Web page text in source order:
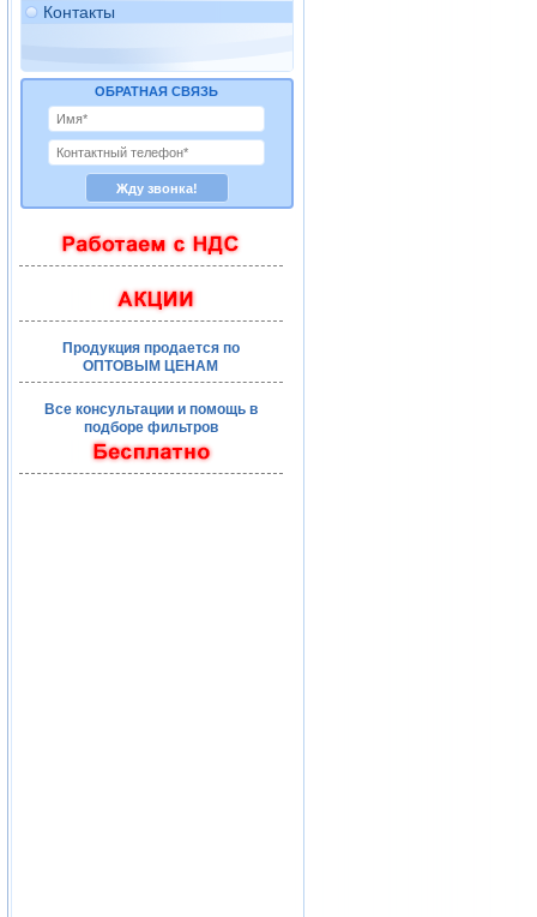
Контакты
ОБРАТНАЯ СВЯЗЬ
Продукция продается по
ОПТОВЫМ ЦЕНАМ
Все консультации и помощь в
подборе фильтров